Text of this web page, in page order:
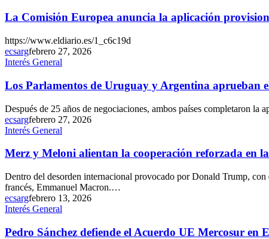
La Comisión Europea anuncia la aplicación
https://www.eldiario.es/1_c6c19d
ecsargfebrero 27, 2026
Interés General
Los Parlamentos de Uruguay y Argentina aprueban
Después de 25 años de negociaciones, ambos países completaron
ecsargfebrero 27, 2026
Interés General
Merz y Meloni alientan la cooperación reforzada en
Dentro del desorden internacional provocado por Donald Trump,
francés, Emmanuel Macron.…
ecsargfebrero 13, 2026
Interés General
Pedro Sánchez defiende el Acuerdo UE Mercosur en